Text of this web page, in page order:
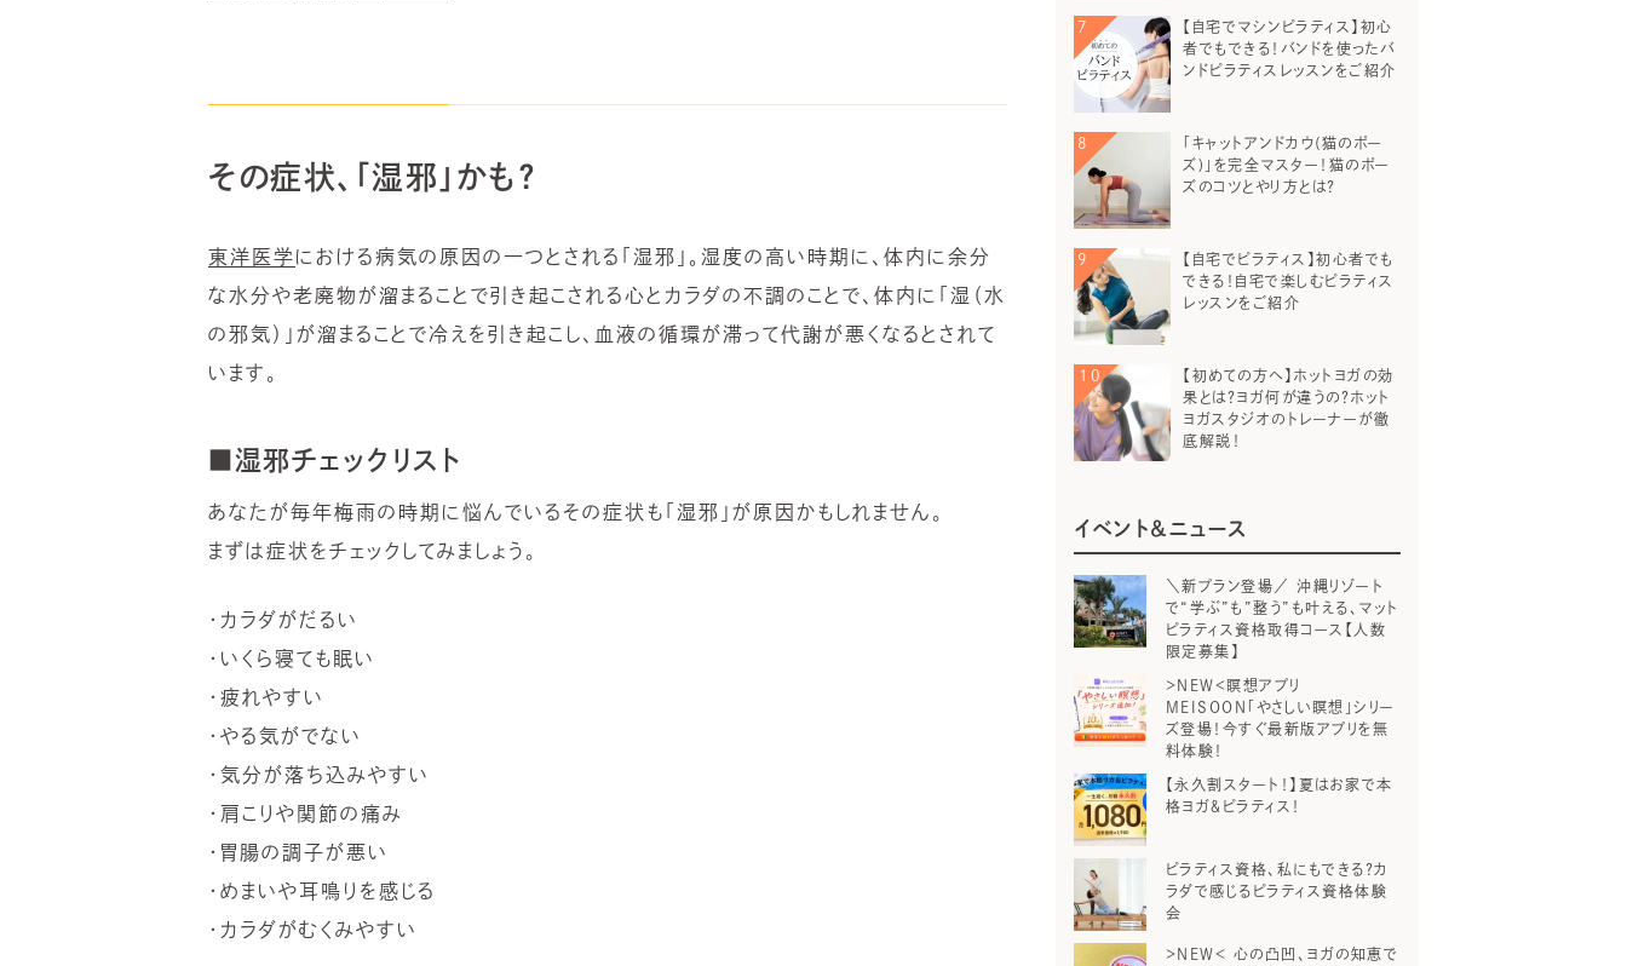
その症状、「湿邪」かも？
東洋医学における病気の原因の一つとされる「湿邪」。湿度の高い時期に、体内に余分
な水分や老廃物が溜まることで引き起こされる心とカラダの不調のことで、体内に「湿（水
の邪気）」が溜まることで冷えを引き起こし、血液の循環が滞って代謝が悪くなるとされて
います。
■湿邪チェックリスト
あなたが毎年梅雨の時期に悩んでいるその症状も「湿邪」が原因かもしれません。
まずは症状をチェックしてみましょう。
・カラダがだるい
・いくら寝ても眠い
・疲れやすい
・やる気がでない
・気分が落ち込みやすい
・肩こりや関節の痛み
・胃腸の調子が悪い
・めまいや耳鳴りを感じる
・カラダがむくみやすい
【自宅でマシンピラティス】初心
者でもできる！バンドを使ったバ
ンドピラティスレッスンをご紹介
「キャットアンドカウ(猫のポー
ズ)」を完全マスター！猫のポー
ズのコツとやり方とは？
【自宅でピラティス】初心者でも
できる！自宅で楽しむピラティス
レッスンをご紹介
【初めての方へ】ホットヨガの効
果とは？ヨガ何が違うの？ホット
ヨガスタジオのトレーナーが徹
底解説！
イベント＆ニュース
＼新プラン登場／ 沖縄リゾート
で“学ぶ”も”整う”も叶える、マット
ピラティス資格取得コース【人数
限定募集】
＞NEW＜瞑想アプリ
MEISOON「やさしい瞑想」シリー
ズ登場！今すぐ最新版アプリを無
料体験！
【永久割スタート！】夏はお家で本
格ヨガ＆ピラティス！
ピラティス資格、私にもできる？カ
ラダで感じるピラティス資格体験
会
＞NEW＜ 心の凸凹、ヨガの知恵で